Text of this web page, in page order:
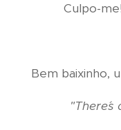
Culpo-
Bem baixinho,